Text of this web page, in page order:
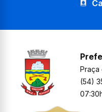
Praça
(54)